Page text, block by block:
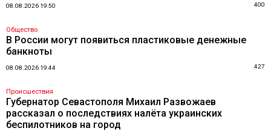
08.08.2026 19:50 400
Общество
В России могут появиться пластиковые денежные
банкноты
08.08.2026 19:44 427
Происшествия
Губернатор Севастополя Михаил Развожаев
рассказал о последствиях налёта украинских
беспилотников на город